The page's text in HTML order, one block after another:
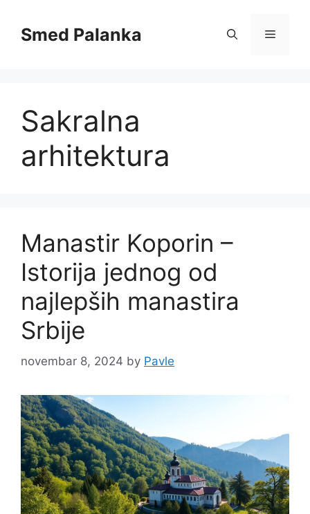
contentSmed Palanka Menu
Sakralna
arhitektura
Manastir Koporin –
Istorija jednog od
najlepših manastira
Srbije
novembar 8, 2024 by Pavle